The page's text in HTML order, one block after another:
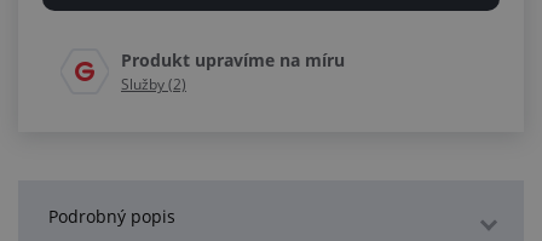
Produkt upravíme na míru
Služby (2)
Podrobný popis